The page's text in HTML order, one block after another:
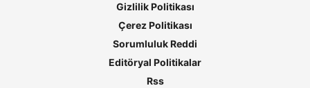
Gizlilik Politikası
Çerez Politikası
Sorumluluk Reddi
Editöryal Politikalar
Rss